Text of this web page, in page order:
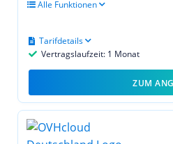
Alle Funktionen
Vertragslaufzeit: 1 Monat
Tarifdetails
ZUM